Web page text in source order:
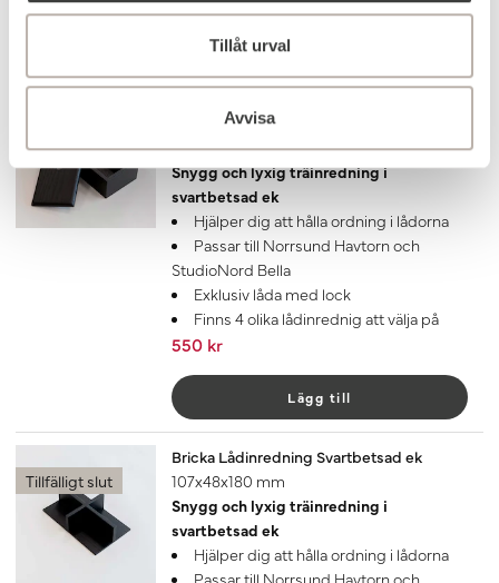
Tillåt urval
Avvisa
Lägg till
90x60x177 mm
Snygg och lyxig träinredning i
svartbetsad ek
Hjälper dig att hålla ordning i lådorna
Passar till Norrsund Havtorn och
StudioNord Bella
Exklusiv låda med lock
Finns 4 olika lådinrednig att välja på
550 kr
Lägg till
Tillfälligt slut
Bricka Lådinredning Svartbetsad ek
107x48x180 mm
Snygg och lyxig träinredning i
svartbetsad ek
Hjälper dig att hålla ordning i lådorna